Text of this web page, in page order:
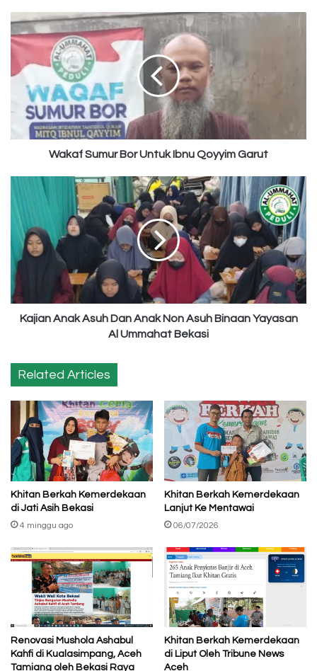
Wakaf
Sumur
Bor
Untuk
Ibnu
Qoyyim
Garut
Wakaf Sumur Bor Untuk Ibnu Qoyyim Garut
Kajian
Asuh
Dan
Anak
Non
Asuh
Binaan
Yayasan
Kajian Anak Asuh Dan Anak Non Asuh Binaan Yayasan
Al Ummahat Bekasi
Related Articles
Khitan Berkah Kemerdekaan
di Jati Asih Bekasi
4 minggu ago
Khitan Berkah Kemerdekaan
Lanjut Ke Mentawai
06/07/2026
Renovasi Mushola Ashabul
Kahfi di Kualasimpang, Aceh
Tamiang oleh Bekasi Raya
Khitan Berkah Kemerdekaan
di Liput Oleh Tribune News
Aceh